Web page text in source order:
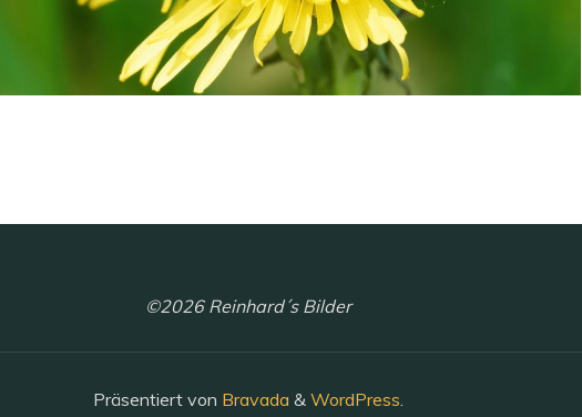
©2026 Reinhard´s Bilder
Präsentiert von Bravada & WordPress.